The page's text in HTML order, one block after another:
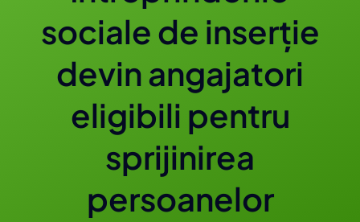
Contact
sociale de inserție
devin angajatori
eligibili pentru
sprijinirea
persoanelor